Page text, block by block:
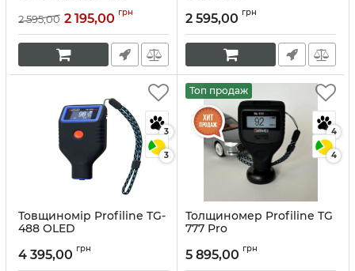
Артикул: 10296
2 595,00 2 195,00 грн 2 595,00 грн
3
3
Товщиномір Profiline TG-
488 OLED
4 395,00 грн
Топ продаж
4
4
Толщиномер Profiline TG
777 Pro
5 895,00 грн